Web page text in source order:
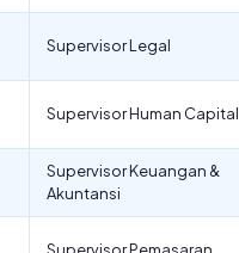
Supervisor Legal
Supervisor Human Capital
Supervisor Keuangan &
Akuntansi